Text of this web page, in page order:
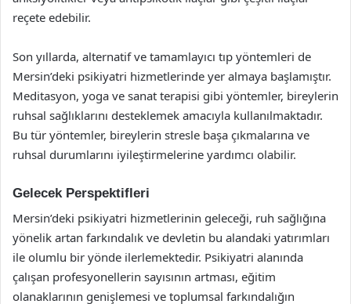
reçete edebilir.
Son yıllarda, alternatif ve tamamlayıcı tıp yöntemleri de
Mersin’deki psikiyatri hizmetlerinde yer almaya başlamıştır.
Meditasyon, yoga ve sanat terapisi gibi yöntemler, bireylerin
ruhsal sağlıklarını desteklemek amacıyla kullanılmaktadır.
Bu tür yöntemler, bireylerin stresle başa çıkmalarına ve
ruhsal durumlarını iyileştirmelerine yardımcı olabilir.
Gelecek Perspektifleri
Mersin’deki psikiyatri hizmetlerinin geleceği, ruh sağlığına
yönelik artan farkındalık ve devletin bu alandaki yatırımları
ile olumlu bir yönde ilerlemektedir. Psikiyatri alanında
çalışan profesyonellerin sayısının artması, eğitim
olanaklarının genişlemesi ve toplumsal farkındalığın